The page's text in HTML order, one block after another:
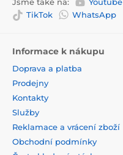
Jsme také na: Youtube
TikTok
WhatsApp
Informace k nákupu
Doprava a platba
Prodejny
Kontakty
Služby
Reklamace a vrácení zboží
Obchodní podmínky